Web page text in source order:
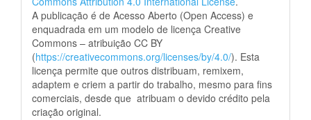
A publicação é de Acesso Aberto (Open Access) e
enquadrada em um modelo de licença Creative
Commons – atribuição CC BY
(https://creativecommons.org/licenses/by/4.0/). Esta
licença permite que outros distribuam, remixem,
adaptem e criem a partir do trabalho, mesmo para fins
comerciais, desde que atribuam o devido crédito pela
criação original.